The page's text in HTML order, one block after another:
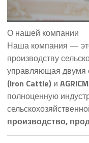
О нашей компании
Наша компания —
производству
управляющая
(Iron Cattle) иAGRICM
полноценную
производство,